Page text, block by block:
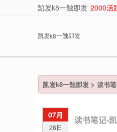
凯发k8一触即发 2000活
凯发k8一触即发
凯发k8一触即发> 读书
07月
28日
读书笔记-